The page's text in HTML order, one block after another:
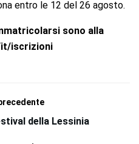
entro le 12 del 26 agosto.
sono alla
it/iscrizioni
della Lessinia